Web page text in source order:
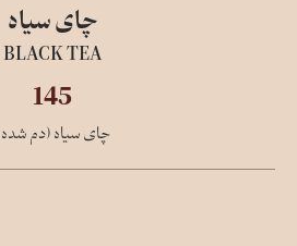
چای سیاه
BLACK TEA
145
چای سیاه (دم شده)